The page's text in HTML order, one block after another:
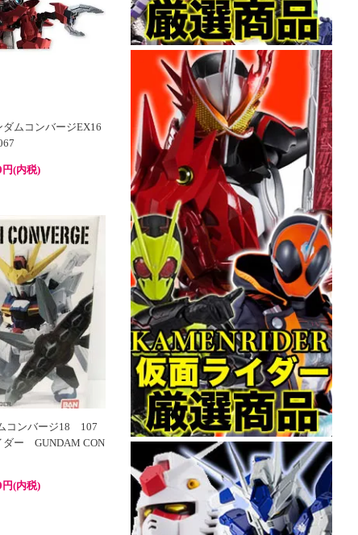
ムコンバージEX16
円(内税)
コンバージ18 107
ダー GUNDAM CON
円(内税)